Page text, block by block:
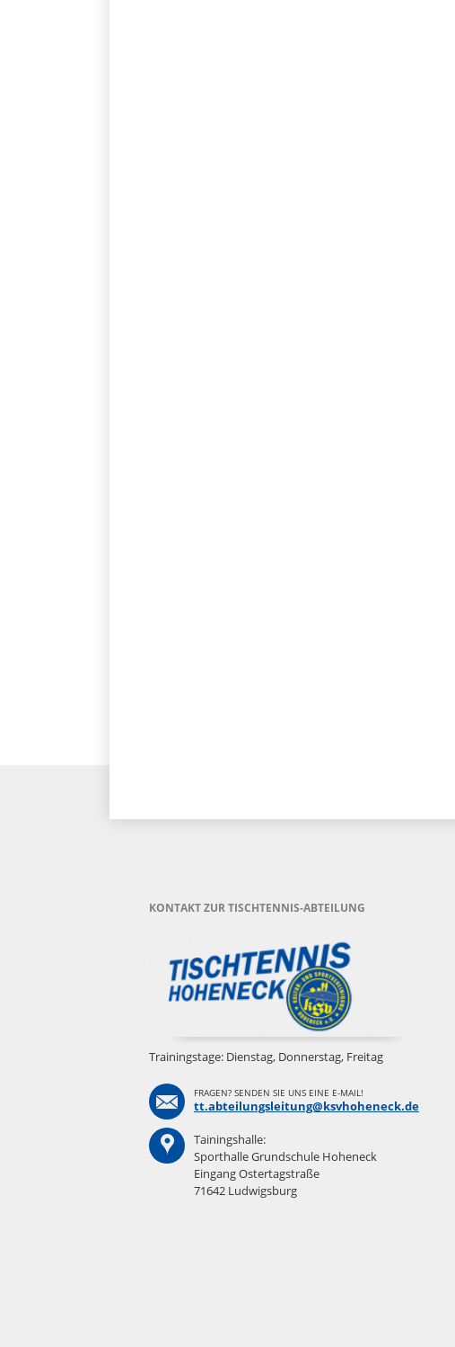
KONTAKT ZUR TISCHTENNIS-ABTEILUNG
Trainingstage: Dienstag, Donnerstag, Freitag
FRAGEN? SENDEN SIE UNS EINE E-MAIL!
tt.abteilungsleitung@ksvhoheneck.de
Tainingshalle:
Sporthalle Grundschule Hoheneck
Eingang Ostertagstraße
71642 Ludwigsburg